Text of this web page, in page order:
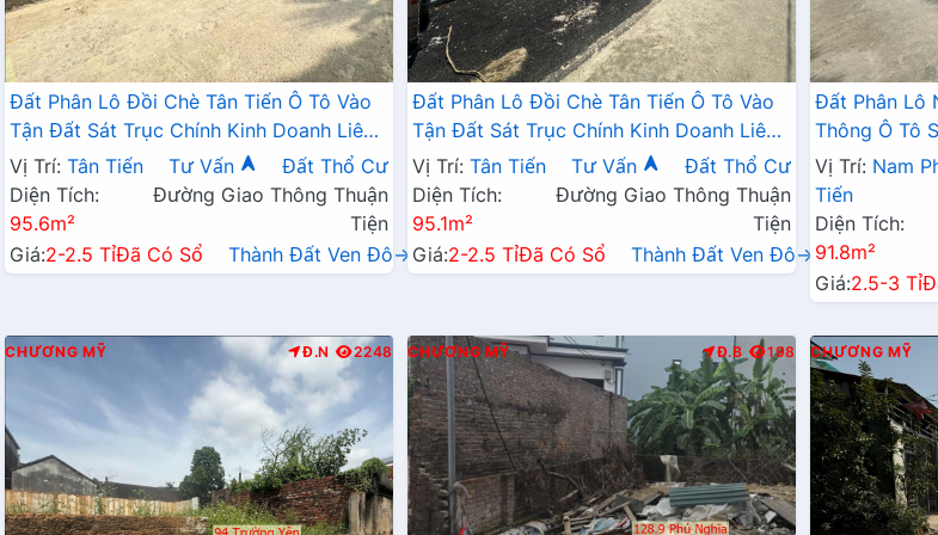
Đất Phân Lô Đồi Chè Tân Tiến Ô Tô Vào
Tận Đất Sát Trục Chính Kinh Doanh Liên
Xã Ngay Gần QL21A
Vị Trí: Tân Tiến Tư Vấn
Đất Thổ Cư
Diện Tích:
95.6m²
Đường Giao Thông Thuận
Tiện
Giá:2-2.5 TỉĐã Có Sổ Thành Đất Ven Đô→
Đất Phân Lô Đồi Chè Tân Tiến Ô Tô Vào
Tận Đất Sát Trục Chính Kinh Doanh Liên
Xã Ngay Gần QL21A
Vị Trí: Tân Tiến Tư Vấn
Đất Thổ Cư
Diện Tích:
95.1m²
Đường Giao Thông Thuận
Tiện
Giá:2-2.5 TỉĐã Có Sổ Thành Đất Ven Đô→
Đất Phân Lô
Thông Ô Tô
Ngay Gần
Vị Trí: Nam
Tiến
Diện Tích:
91.8m²
Giá:2.5-3 Tỉ
CHƯƠNG MỸ Đ.N 2248 CHƯƠNG MỸ Đ.B 198 CHƯƠNG MỸ